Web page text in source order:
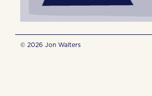
© 2026 Jon Walters